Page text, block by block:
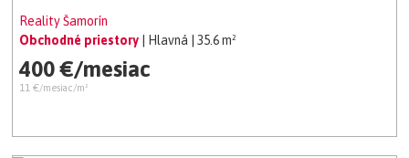
Reality Šamorín
Obchodné priestory
| Hlavná | 35.6 m²
400 €/mesiac
11 €/mesiac/m²